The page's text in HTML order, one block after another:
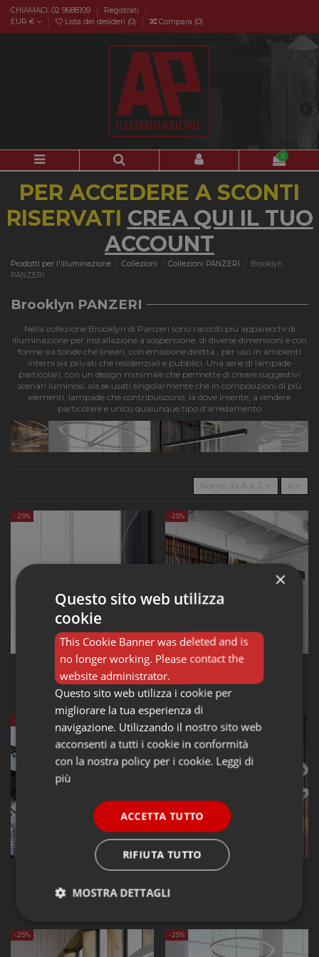
CHIAMACI: 02 9688109
Registrati
EUR €
Lista dei desideri (0) Compara (0)
0
PER ACCEDERE A SCONTI
RISERVATI CREA QUI IL TUO
ACCOUNT
Prodotti per l'illuminazione Collezioni Collezioni PANZERI
Brooklyn
PANZERI
Brooklyn PANZERI
Nella collezione Brooklyn di Panzeri sono raccolti più apparecchi di
illuminazione per installazione a sospensione, di diverse dimensioni e con
forme sia tonde che lineari, con emissione diretta , per uso in ambienti
interni sia privati che residenziali e pubblici. Una serie di lampade
particolari, con un design minimale che permette di creare suggestivi
scenari luminosi, sia se usati singolarmente che in composizioni di più
elementi, lampade che contribuiscono, la dove inserite, a rendere
particolare e unico qualunque tipo d'arredamento
Nome, da A a Z 6
-25%
Lampade a sospensione PANZERI
PANZERI Brooklyn Line 102
396,65 €
528,87 €
-25%
Lampade a sospensione PANZERI
512,86 €
-25%
Lampade a sospensione PANZERI
100
Lampade a sospensione PANZERI
-25% -25%
×
Questo sito web utilizza
cookie
This Cookie Banner was deleted and is
no longer working. Please contact the
website administrator.
Questo sito web utilizza i cookie per
migliorare la tua esperienza di
navigazione. Utilizzando il nostro sito web
acconsenti a tutti i cookie in conformità
con la nostra policy per i cookie. Leggi di
più
ACCETTA TUTTO
RIFIUTA TUTTO
MOSTRA DETTAGLI
necessari